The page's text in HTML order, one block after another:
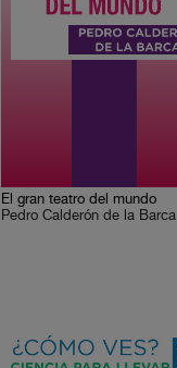
El gran teatro del mundo
Pedro Calderón de la Barca